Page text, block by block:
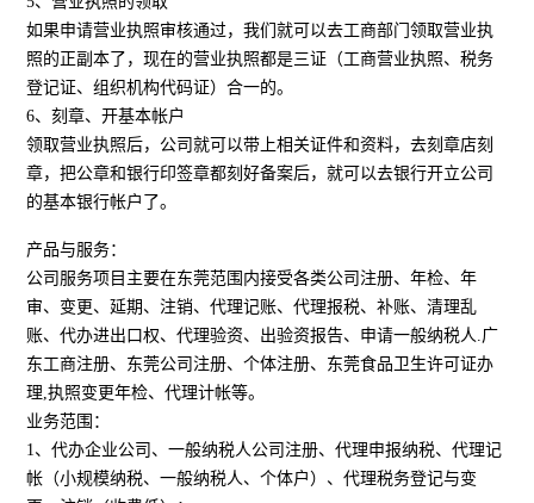
如果申请营业执照审核通过，我们就可以去工商部门领取营业执
照的正副本了，现在的营业执照都是三证（工商营业执照、税务
登记证、组织机构代码证）合一的。
6、刻章、开基本帐户
领取营业执照后，公司就可以带上相关证件和资料，去刻章店刻
章，把公章和银行印签章都刻好备案后，就可以去银行开立公司
的基本银行帐户了。
产品与服务：
公司服务项目主要在东莞范围内接受各类公司注册、年检、年
审、变更、延期、注销、代理记账、代理报税、补账、清理乱
账、代办进出口权、代理验资、出验资报告、申请一般纳税人.广
东工商注册、东莞公司注册、个体注册、东莞食品卫生许可证办
理,执照变更年检、代理计帐等。
业务范围：
1、代办企业公司、一般纳税人公司注册、代理申报纳税、代理记
帐（小规模纳税、一般纳税人、个体户）、代理税务登记与变